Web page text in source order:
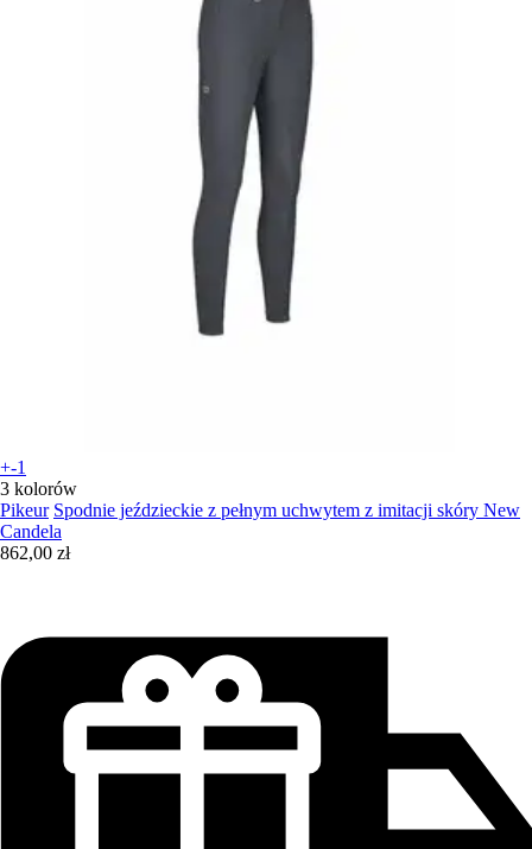
+-1
3 kolorów
Pikeur Spodnie jeździeckie z pełnym uchwytem z imitacji skóry New
Candela
862,00 zł